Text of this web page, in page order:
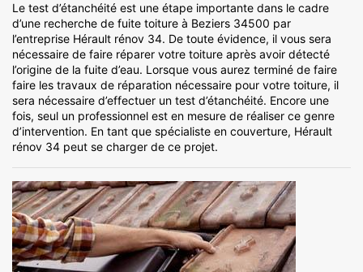
Le test d’étanchéité est une étape importante dans le cadre
d’une recherche de fuite toiture à Beziers 34500 par
l’entreprise Hérault rénov 34. De toute évidence, il vous sera
nécessaire de faire réparer votre toiture après avoir détecté
l’origine de la fuite d’eau. Lorsque vous aurez terminé de faire
faire les travaux de réparation nécessaire pour votre toiture, il
sera nécessaire d’effectuer un test d’étanchéité. Encore une
fois, seul un professionnel est en mesure de réaliser ce genre
d’intervention. En tant que spécialiste en couverture, Hérault
rénov 34 peut se charger de ce projet.